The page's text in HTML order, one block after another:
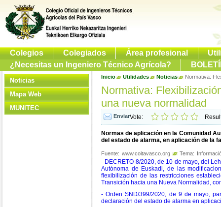
Colegios Colegiados Área profesional
¿Necesitas un Ingeniero Técnico Agrícola?
Noticias
Mapa Web
MUNITEC
Inicio Utilidades Noticias Normativa:
Normativa:
una nueva normalidad
Vote:
Normas de aplicación en la Comunidad
del estado de alarma, en aplicación de la
Fuente: www.coitavasco.org Tema:
- DECRETO 8/2020, de 10 de mayo, del
Autónoma de Euskadi, de las
flexibilización de las restricciones
Transición hacia una Nueva Normalidad,
- Orden SND/399/2020, de 9 de mayo,
declaración del estado de alarma en